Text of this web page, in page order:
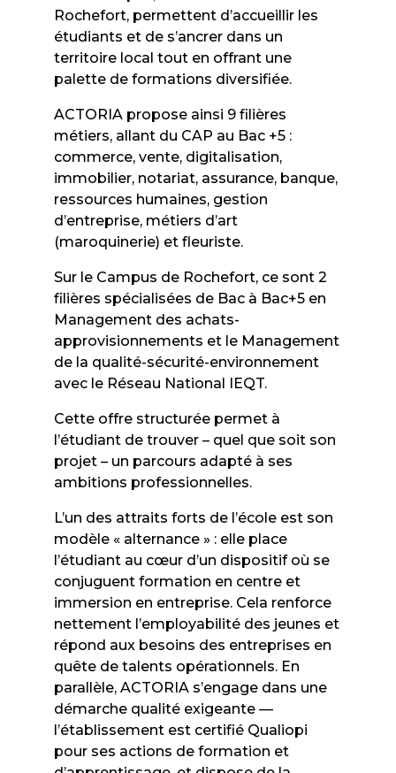
Rochefort, permettent d’accueillir les
étudiants et de s’ancrer dans un
territoire local tout en offrant une
palette de formations diversifiée.
ACTORIA propose ainsi 9 filières
métiers, allant du CAP au Bac +5 :
commerce, vente, digitalisation,
immobilier, notariat, assurance, banque,
ressources humaines, gestion
d’entreprise, métiers d’art
(maroquinerie) et fleuriste.
Sur le Campus de Rochefort, ce sont 2
filières spécialisées de Bac à Bac+5 en
Management des achats-
approvisionnements et le Management
de la qualité-sécurité-environnement
avec le Réseau National IEQT.
Cette offre structurée permet à
l’étudiant de trouver – quel que soit son
projet – un parcours adapté à ses
ambitions professionnelles.
L’un des attraits forts de l’école est son
modèle « alternance » : elle place
l’étudiant au cœur d’un dispositif où se
conjuguent formation en centre et
immersion en entreprise. Cela renforce
nettement l’employabilité des jeunes et
répond aux besoins des entreprises en
quête de talents opérationnels. En
parallèle, ACTORIA s’engage dans une
démarche qualité exigeante —
l’établissement est certifié Qualiopi
pour ses actions de formation et